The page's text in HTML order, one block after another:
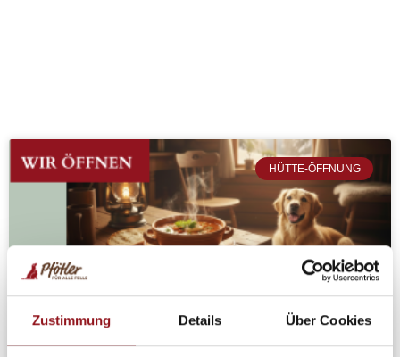
Zustimmung Details Über Cookies
HÜTTE-ÖFFNUNG